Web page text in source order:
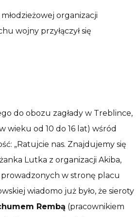
organizacji
wojny przyłączył się
do obozu zagłady w Treblince,
wieku od 10 do 16 lat) wśród
„Ratujcie nas. Znajdujemy się
Lutka z organizacji Akiba,
prowadzonych w stronę placu
wiadomo już było, że sieroty
Rembą (pracownikiem